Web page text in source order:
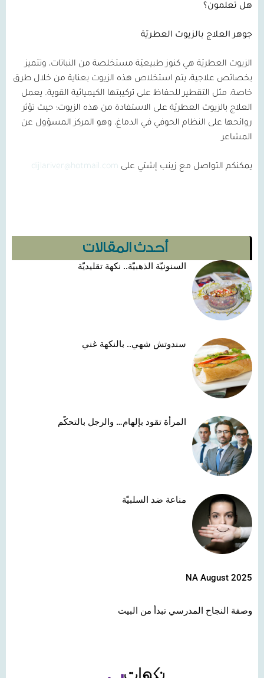
أحدث المقالات
السنونيّة الذهبيّة.. نكهة تقليديّة
سندوتش شهي.. بالنكهة غني
المرأة تقود بإلهام… والرجل بالتحكّم
مناعة ضد السلبيّة
NA August 2025
وصفة النجاح المدرسي تبدأ من البيت
هل تعلمون؟
جوهر العلاج بالزيوت العطريّة
الزيوت العطريّة هي كنوز طبيعيّة مستخلصة من النباتات، وتتميز
بخصائص علاجية، يتم استخلاص هذه الزيوت بعناية من خلال طرق
خاصة، مثل التقطير للحفاظ على تركيبتها الكيميائية القوية. يعمل
العلاج بالزيوت العطريّة على الاستفادة من هذه الزيوت؛ حيث تؤثر
روائحها على النظام الحوفي في الدماغ، وهو المركز المسؤول عن
المشاعر
يمكنكم التواصل مع زينب إشتي على dijlariver@hotmail.com